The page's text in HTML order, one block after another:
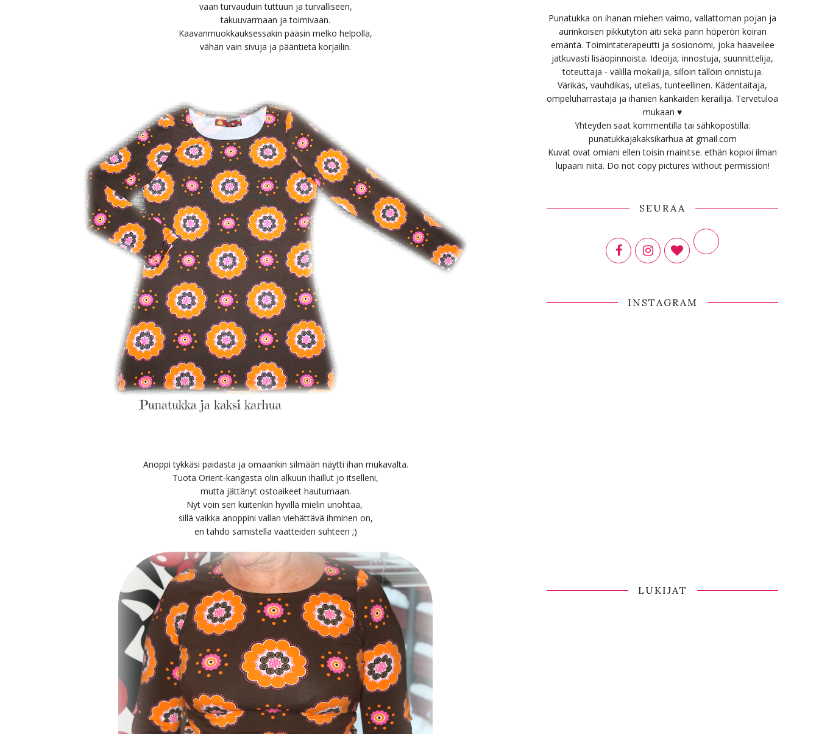
vaan turvauduin tuttuun ja turvalliseen,
takuuvarmaan ja toimivaan.
Kaavanmuokkauksessakin pääsin melko helpolla,
vähän vain sivuja ja pääntietä korjailin.
Anoppi tykkäsi paidasta ja omaankin silmään näytti ihan mukavalta.
Tuota Orient-kangasta olin alkuun ihaillut jo itselleni,
mutta jättänyt ostoaikeet hautumaan.
Nyt voin sen kuitenkin hyvillä mielin unohtaa,
sillä vaikka anoppini vallan viehättävä ihminen on,
en tahdo samistella vaatteiden suhteen ;)
Punatukka on ihanan miehen vaimo, vallattoman pojan ja
aurinkoisen pikkutytön äiti sekä parin höperön koiran
emäntä. Toimintaterapeutti ja sosionomi, joka haaveilee
jatkuvasti lisäopinnoista. Ideoija, innostuja, suunnittelija,
toteuttaja - välillä mokailija, silloin tällöin onnistuja.
Värikäs, vauhdikas, utelias, tunteellinen. Kädentaitaja,
ompeluharrastaja ja ihanien kankaiden keräilijä. Tervetuloa
mukaan ♥
Yhteyden saat kommentilla tai sähköpostilla:
punatukkajakaksikarhua ät gmail.com
Kuvat ovat omiani ellen toisin mainitse. ethän kopioi ilman
lupaani niitä. Do not copy pictures without permission!
SEURAA
INSTAGRAM
LUKIJAT